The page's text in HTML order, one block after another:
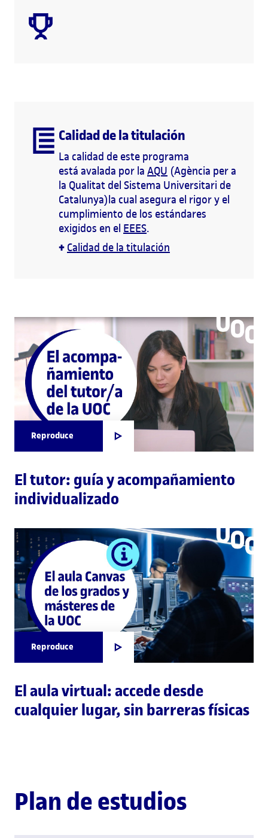
Calidad de la titulación
La calidad de este programa
está avalada por la AQU (Agència per a
la Qualitat del Sistema Universitari de
Catalunya)la cual asegura el rigor y el
cumplimiento de los estándares
exigidos en el EEES.
+ Calidad de la titulación
Reproduce
El tutor: guía y acompañamiento
individualizado
Reproduce
El aula virtual: accede desde
cualquier lugar, sin barreras físicas
Plan de estudios